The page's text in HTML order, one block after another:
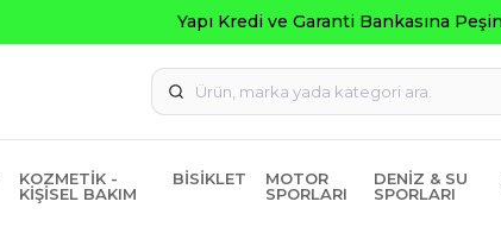
KOZMETIK -
KIŞISEL BAKIM
BISIKLET
MOTOR
SPORLARI
DENIZ & SU
SPORLARI